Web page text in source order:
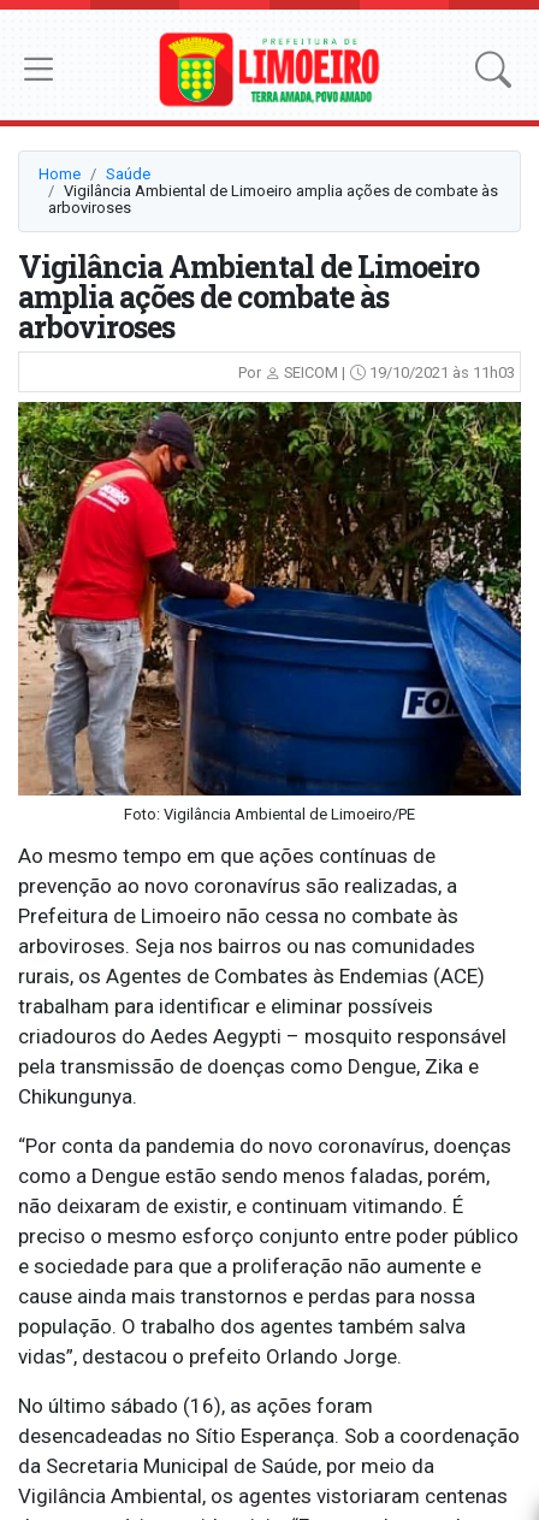
Home
Saúde
Vigilância Ambiental de Limoeiro amplia ações de combate às
arboviroses
Vigilância Ambiental de Limoeiro
amplia ações de combate às
arboviroses
Por SEICOM | 19/10/2021 às 11h03
Foto: Vigilância Ambiental de Limoeiro/PE
Ao mesmo tempo em que ações contínuas de
prevenção ao novo coronavírus são realizadas, a
Prefeitura de Limoeiro não cessa no combate às
arboviroses. Seja nos bairros ou nas comunidades
rurais, os Agentes de Combates às Endemias (ACE)
trabalham para identificar e eliminar possíveis
criadouros do Aedes Aegypti – mosquito responsável
pela transmissão de doenças como Dengue, Zika e
Chikungunya.
“Por conta da pandemia do novo coronavírus, doenças
como a Dengue estão sendo menos faladas, porém,
não deixaram de existir, e continuam vitimando. É
preciso o mesmo esforço conjunto entre poder público
e sociedade para que a proliferação não aumente e
cause ainda mais transtornos e perdas para nossa
população. O trabalho dos agentes também salva
vidas”, destacou o prefeito Orlando Jorge.
No último sábado (16), as ações foram
desencadeadas no Sítio Esperança. Sob a coordenação
da Secretaria Municipal de Saúde, por meio da
Vigilância Ambiental, os agentes vistoriaram centenas